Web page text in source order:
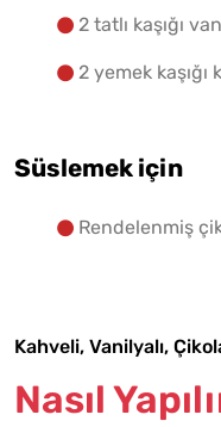
2 tatlı kaşığı
2 yemek kaşığı
Süslemek için
Rendelenmiş
Kahveli, Vanilyalı,
Nasıl